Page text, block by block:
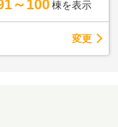
～100 棟を表示
変更